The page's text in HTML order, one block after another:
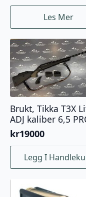
Les Mer
Brukt, Tikka T3X
ADJ kaliber 6,5
kr19000
Legg I